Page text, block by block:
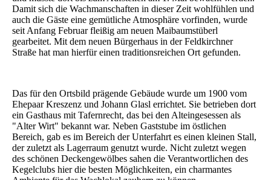
Damit sich die Wachmanschaften in dieser Zeit wohlfühlen und
auch die Gäste eine gemütliche Atmosphäre vorfinden, wurde
seit Anfang Februar fleißig am neuen Maibaumstüberl
gearbeitet. Mit dem neuen Bürgerhaus in der Feldkirchner
Straße hat man hierfür einen traditionsreichen Ort gefunden.
Das für den Ortsbild prägende Gebäude wurde um 1900 vom
Ehepaar Kreszenz und Johann Glasl errichtet. Sie betrieben dort
ein Gasthaus mit Tafernrecht, das bei den Alteingesessen als
"Alter Wirt" bekannt war. Neben Gaststube im östlichen
Bereich, gab es im Bereich der Unterfahrt es einen kleinen Stall,
der zuletzt als Lagerraum genutzt wurde. Nicht zuletzt wegen
des schönen Deckengewölbes sahen die Verantwortlichen des
Kegelclubs hier die besten Möglichkeiten, ein charmantes